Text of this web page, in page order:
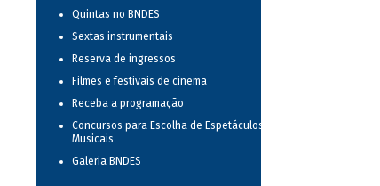
Quintas no BNDES
Sextas instrumentais
Reserva de ingressos
Filmes e festivais de cinema
Receba a programação
Concursos para Escolha de Espetáculos
Musicais
Galeria BNDES